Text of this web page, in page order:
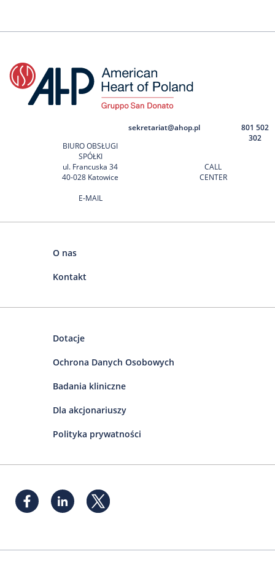
BIURO OBSŁUGI
SPÓŁKI
ul. Francuska 34
40-028 Katowice
E-MAIL
sekretariat@ahop.pl
CALL
CENTER
801 502
302
O nas
Kontakt
Dotacje
Ochrona Danych Osobowych
Badania kliniczne
Dla akcjonariuszy
Polityka prywatności